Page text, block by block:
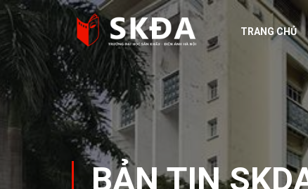
Skip
content
TRANG CHỦ
BẢN TIN